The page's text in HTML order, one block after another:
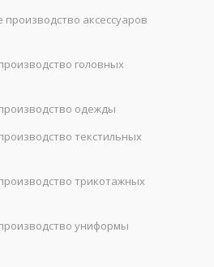
аксессуаров
головных
одежды
текстильных
трикотажных
униформы